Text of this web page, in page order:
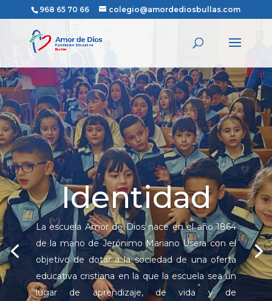
968 65 70 66 colegio@amordediosbullas.com
Identidad
La escuela Amor de Dios nace en el año 1864
de la mano de Jerónimo Mariano Usera con el
objetivo de dotar a la sociedad de una oferta
educativa cristiana en la que la escuela sea un
lugar de aprendizaje, de vida y de